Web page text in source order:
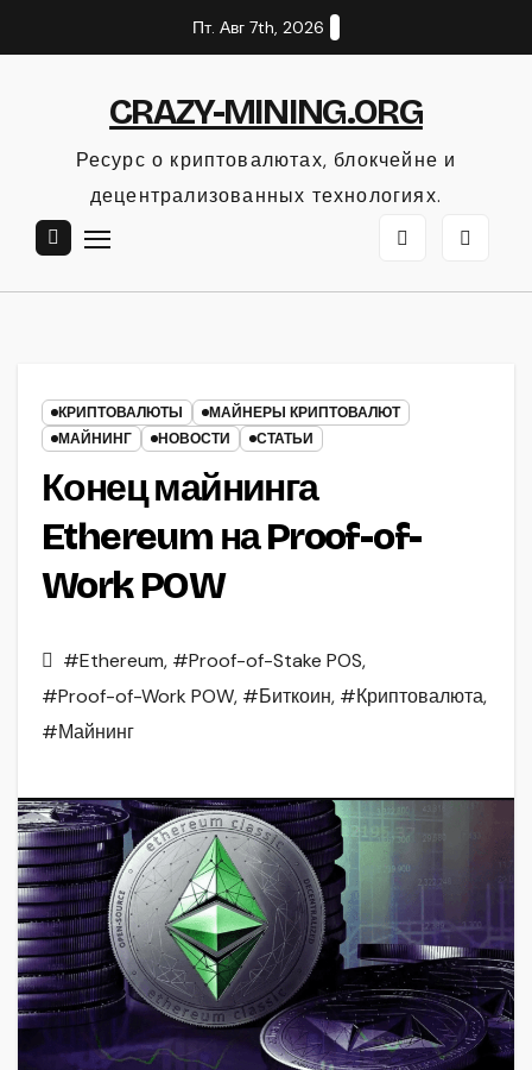
к
Пт. Авг 7th, 2026
CRAZY-MINING.ORG
Ресурс о криптовалютах, блокчейне и
децентрализованных технологиях.
КРИПТОВАЛЮТЫ
МАЙНЕРЫ КРИПТОВАЛЮТ
МАЙНИНГ
НОВОСТИ СТАТЬИ
Конец майнинга
Ethereum на Proof-of-
Work POW
#Ethereum, #Proof-of-Stake POS,
#Proof-of-Work POW, #Биткоин, #Криптовалюта,
#Майнинг